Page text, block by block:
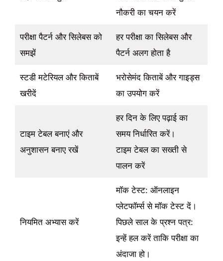
नौकरी का चयन करें
परीक्षा पैटर्न और सिलेबस को
समझें
हर परीक्षा का सिलेबस और
पैटर्न अलग होता है
स्टडी मटेरियल और किताबें
खरीदें
भरोसेमंद किताबें और गाइड्स
का उपयोग करें
टाइम टेबल बनाएं और
अनुशासन बनाए रखें
हर दिन के लिए पढ़ाई का
समय निर्धारित करें।
टाइम टेबल का सख्ती से
पालन करें
नियमित अभ्यास करें
मॉक टेस्ट: ऑनलाइन
प्लेटफॉर्म्स से मॉक टेस्ट दें।
पिछले साल के प्रश्न पत्र:
इन्हें हल करें ताकि परीक्षा का
अंदाजा हो।